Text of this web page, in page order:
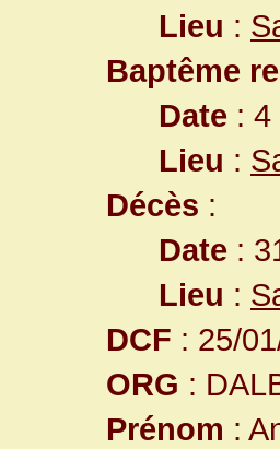
Lieu :
Baptême
Date : 4
Lieu :
Décès :
Date :
Lieu :
DCF : 25/
ORG :
Prénom :